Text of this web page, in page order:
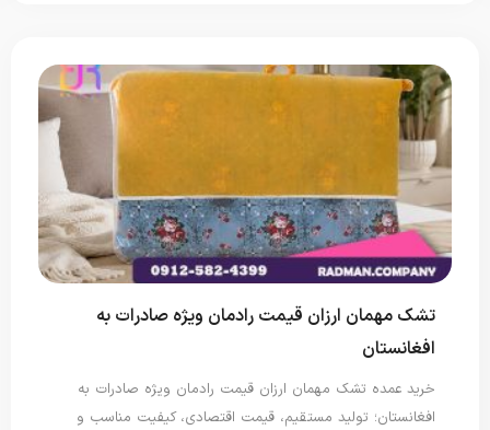
تشک مهمان ارزان قیمت رادمان ویژه صادرات به
افغانستان
خرید عمده تشک مهمان ارزان قیمت رادمان ویژه صادرات به
افغانستان؛ تولید مستقیم، قیمت اقتصادی، کیفیت مناسب و